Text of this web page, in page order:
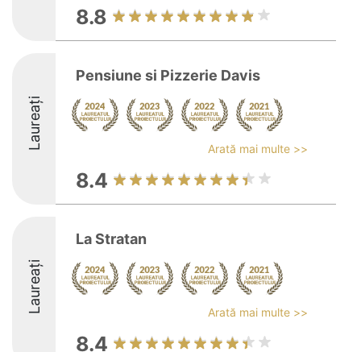
8.8
Laureați
Pensiune si Pizzerie Davis
Arată mai multe >>
8.4
Laureați
La Stratan
Arată mai multe >>
8.4